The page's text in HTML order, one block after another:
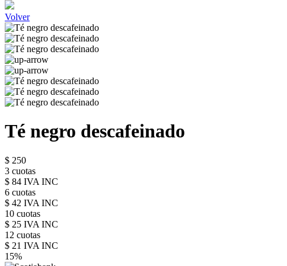
Volver
Té negro descafeinado
$ 250
3 cuotas
$ 84 IVA INC
6 cuotas
$ 42 IVA INC
10 cuotas
$ 25 IVA INC
12 cuotas
$ 21 IVA INC
15%